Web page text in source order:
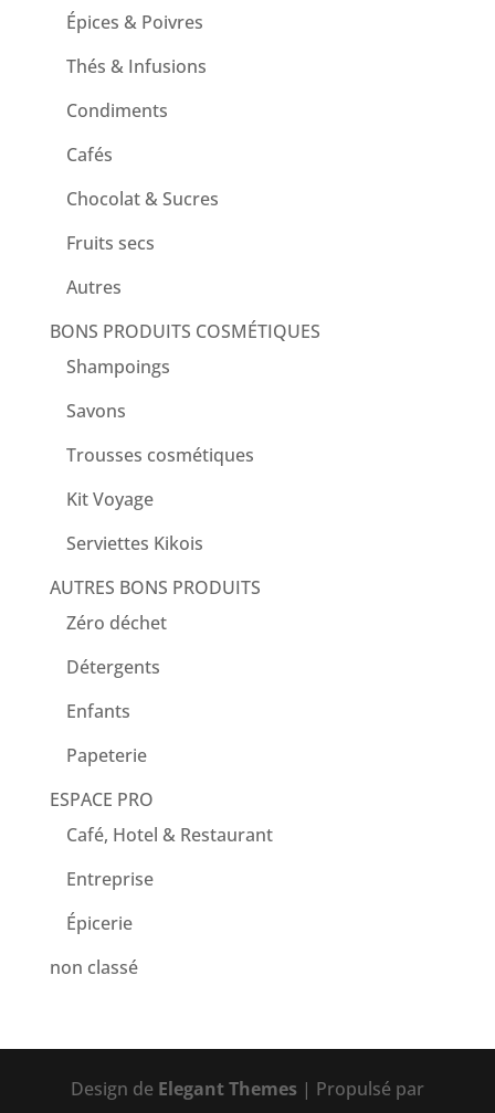
Épices & Poivres
Thés & Infusions
Condiments
Cafés
Chocolat & Sucres
Fruits secs
Autres
BONS PRODUITS COSMÉTIQUES
Shampoings
Savons
Trousses cosmétiques
Kit Voyage
Serviettes Kikois
AUTRES BONS PRODUITS
Zéro déchet
Détergents
Enfants
Papeterie
ESPACE PRO
Café, Hotel & Restaurant
Entreprise
Épicerie
non classé
Design de Elegant Themes| Propulsé par